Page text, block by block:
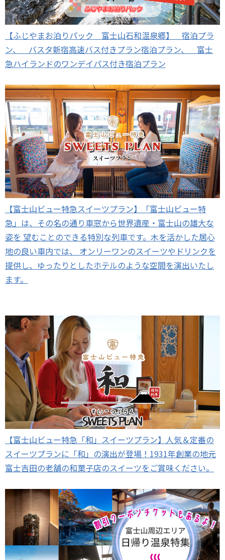
【ふじやまお泊りパック 富士山石和温泉郷】 宿泊プラ
ン、 バスタ新宿高速バス付きプラン宿泊プラン、 富士
急ハイランドのワンデイパス付き宿泊プラン
【富士山ビュー特急スイーツプラン】「富士山ビュー特
急」は、その名の通り車窓から世界遺産・富士山の雄大な
姿を 望むことのできる特別な列車です。木を活かした居心
地の良い車内では、 オンリーワンのスイーツやドリンクを
提供し、ゆったりとしたホテルのような空間を演出いたし
ます。
【富士山ビュー特急「和」スイーツプラン】人気＆定番の
スイーツプランに「和」の演出が登場！1931年創業の地元
富士吉田の老舗の和菓子店のスイーツをご賞味ください。